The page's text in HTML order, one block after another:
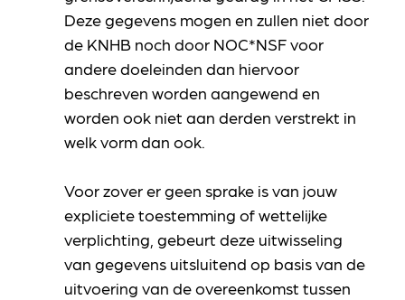
Deze gegevens mogen en zullen niet door
de KNHB noch door NOC*NSF voor
andere doeleinden dan hiervoor
beschreven worden aangewend en
worden ook niet aan derden verstrekt in
welk vorm dan ook.
Voor zover er geen sprake is van jouw
expliciete toestemming of wettelijke
verplichting, gebeurt deze uitwisseling
van gegevens uitsluitend op basis van de
uitvoering van de overeenkomst tussen